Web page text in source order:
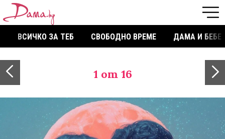
ВСИЧКО ЗА ТЕБ СВОБОДНО ВРЕМЕ ДАМА И БЕБЕ
1 от 16